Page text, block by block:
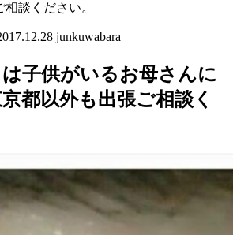
談ください。
junkuwabara
子供がいるお母さんに
都以外も出張ご相談く